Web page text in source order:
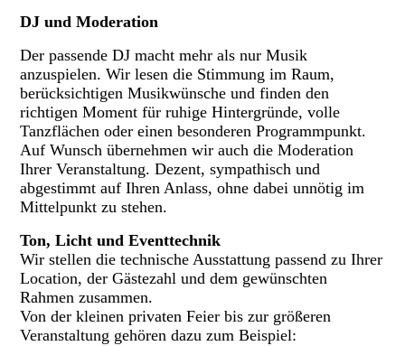
DJ und Moderation
Der passende DJ macht mehr als nur Musik
anzuspielen. Wir lesen die Stimmung im Raum,
berücksichtigen Musikwünsche und finden den
richtigen Moment für ruhige Hintergründe, volle
Tanzflächen oder einen besonderen Programmpunkt.
Auf Wunsch übernehmen wir auch die Moderation
Ihrer Veranstaltung. Dezent, sympathisch und
abgestimmt auf Ihren Anlass, ohne dabei unnötig im
Mittelpunkt zu stehen.
Ton, Licht und Eventtechnik
Wir stellen die technische Ausstattung passend zu Ihrer
Location, der Gästezahl und dem gewünschten
Rahmen zusammen.
Von der kleinen privaten Feier bis zur größeren
Veranstaltung gehören dazu zum Beispiel: